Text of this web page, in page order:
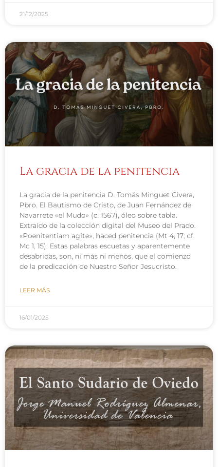
21/12/2025
La gracia de la penitencia
La gracia de la penitencia D. Tomás Minguet Civera,
Pbro. El Bautismo de Cristo, de Juan Fernández de
Navarrete «el Mudo» (c. 1567), óleo sobre tabla.
Extraído de la colección digital del Museo del Prado.
«Poenitentiam agite», haced penitencia (Mt 4, 17; cf.
Mc 1, 15). Estas palabras escuetas y aparentemente
desabridas, son, ni más ni menos, que el comienzo
de la predicación de Nuestro Señor Jesucristo.
LEER MÁS
16/01/2025